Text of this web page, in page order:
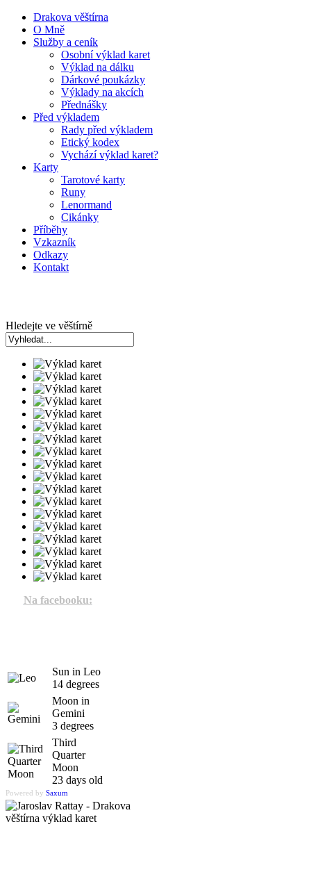
Drakova věštírna
O Mně
Služby a ceník
Osobní výklad karet
Výklad na dálku
Dárkové poukázky
Výklady na akcích
Přednášky
Před výkladem
Rady před výkladem
Etický kodex
Vychází výklad karet?
Karty
Tarotové karty
Runy
Lenormand
Cikánky
Příběhy
Vzkazník
Odkazy
Kontakt
Hledejte ve věštírně
Na facebooku:
Sun in Leo
14 degrees
Moon in
Gemini
3 degrees
Third
Quarter
Moon
23 days old
Powered by Saxum